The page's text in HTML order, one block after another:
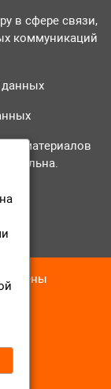
в сфере связи,
коммуникаций
данных
материалов